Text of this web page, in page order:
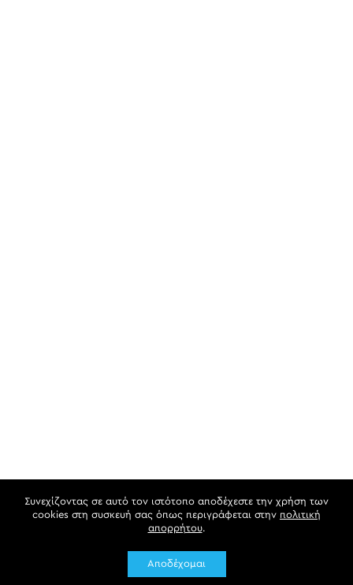
Συνεχίζοντας σε αυτό τον ιστότοπο αποδέχεστε την χρήση των
cookies στη συσκευή σας όπως περιγράφεται στην πολιτική
απορρήτου.
Αποδέχομαι